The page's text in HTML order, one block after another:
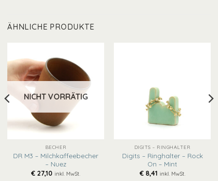
ÄHNLICHE PRODUKTE
NICHT VORRÄTIG
BECHER
DR M3 – Milchkaffeebecher
– Nuez
€ 27,10 inkl. MwSt.
DIGITS – RINGHALTER
Digits – Ringhalter – Rock
On – Mint
€8,41 inkl. MwSt.